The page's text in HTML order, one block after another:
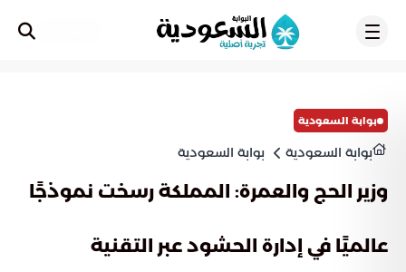
بوابة السعودية
بوابة السعودية بوابة السعودية
وزير الحج والعمرة: المملكة رسخت نموذجًا
عالميًا في إدارة الحشود عبر التقنية